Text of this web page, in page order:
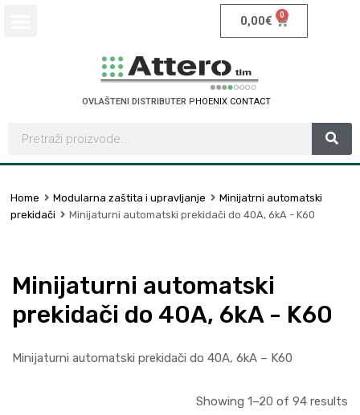
0,00€ 0
OVLAŠTENI DISTRIBUTER SCHNEIDER ELECTR
A
Home Modularna zaštita i upravljanje
Minijatrni automatski
prekidači
Minijaturni automatski prekidači do 40A, 6kA - K60
Minijaturni automatski
prekidači do 40A, 6kA - K60
Minijaturni automatski prekidači do 40A, 6kA – K60
Showing 1–20 of 94 results